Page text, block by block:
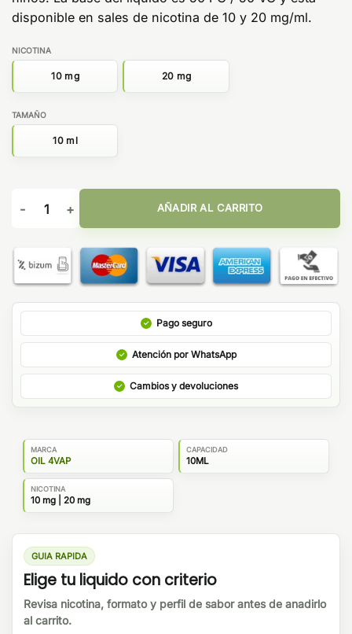
disponible en sales de nicotina de 10 y 20 mg/ml.
NICOTINA
10 mg 20 mg
TAMAÑO
10 ml
Marduk 10ml - Oil4Vap Sales cantidad
AÑADIR AL CARRITO
Pago seguro
Atención por WhatsApp
Cambios y devoluciones
MARCA
OIL 4VAP
CAPACIDAD
10ML
NICOTINA
10 mg | 20 mg
GUIA RAPIDA
Elige tu liquido con criterio
Revisa nicotina, formato y perfil de sabor antes de anadirlo
al carrito.